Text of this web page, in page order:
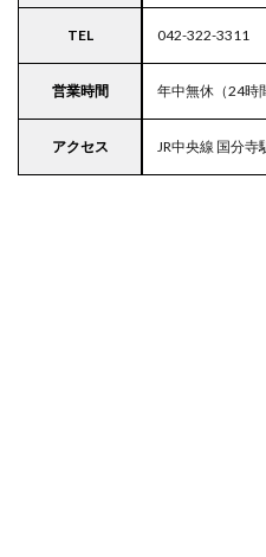
駐車
場付
TEL 042-322-3311
営業時間 年中無休（24時
アクセス JR中央線 国分寺